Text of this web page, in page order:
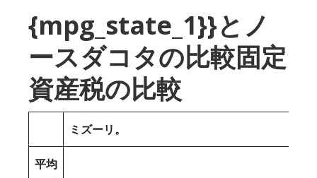
{mpg_state_1}}とノ
ースダコタの比較固定
資産税の比較
ミズーリ。
平均